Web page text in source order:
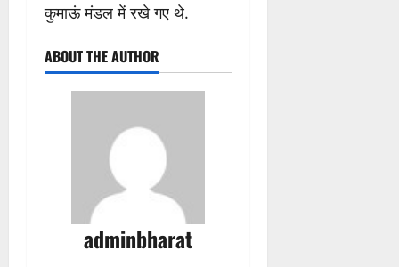
कुमाऊं मंडल में रखे गए थे.
ABOUT THE AUTHOR
adminbharat